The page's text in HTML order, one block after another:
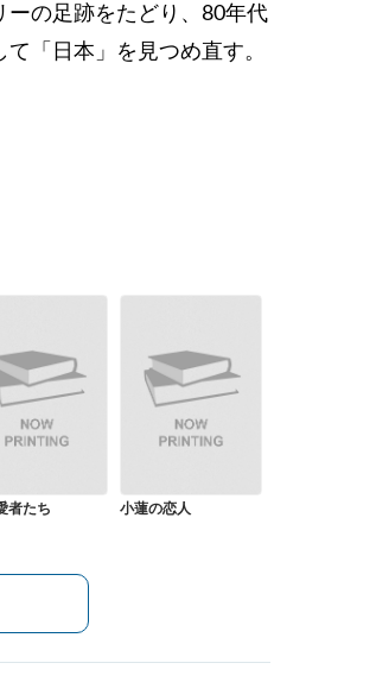
の足跡をたどり、80年代
「日本」を見つめ直す。
者たち 小蓮の恋人